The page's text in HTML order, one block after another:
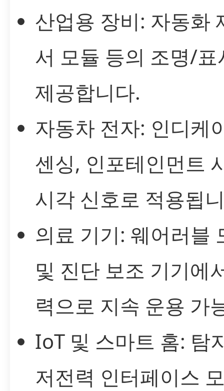
산업용 장비: 자동화
서 모듈 등의 조명/
제공합니다.
자동차 전자: 인디케
센싱, 인포테인먼트
시각 신호로 적용됩
의료 기기: 웨어러블
및 진단 보조 기기에
력으로 지속 운용 가
IoT 및 스마트 홈: 탐
저전력 인터페이스